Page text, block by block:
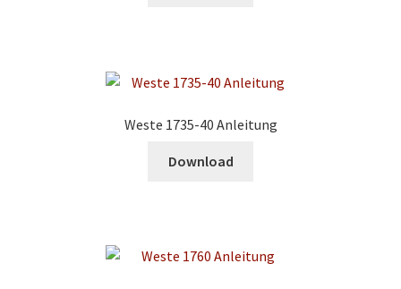
Weste 1735-40 Anleitung
Download